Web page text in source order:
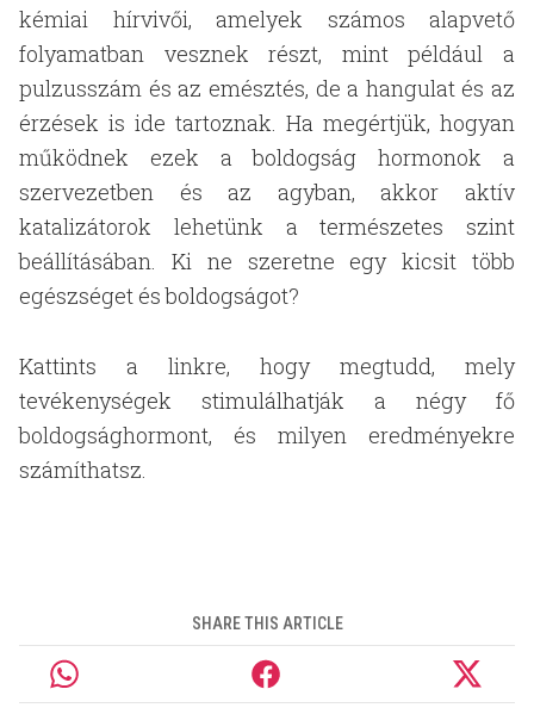
kémiai hírvivői, amelyek számos alapvető
folyamatban vesznek részt, mint például a
pulzusszám és az emésztés, de a hangulat és az
érzések is ide tartoznak. Ha megértjük, hogyan
működnek ezek a boldogság hormonok a
szervezetben és az agyban, akkor aktív
katalizátorok lehetünk a természetes szint
beállításában. Ki ne szeretne egy kicsit több
egészséget és boldogságot?
Kattints a linkre, hogy megtudd, mely
tevékenységek stimulálhatják a négy fő
boldogsághormont, és milyen eredményekre
számíthatsz.
SHARE THIS ARTICLE